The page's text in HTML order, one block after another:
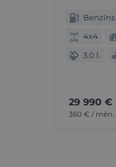
Benzīns
4x4
3.0 l.
29 990 €
360 € / mēn.